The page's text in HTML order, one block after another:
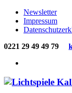
Newsletter
Impressum
0221 29 49 49 79